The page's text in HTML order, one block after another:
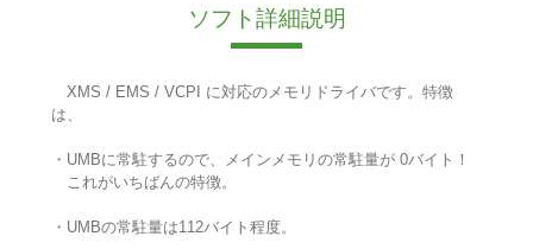
ソフト詳細説明
XMS / EMS / VCPI に対応のメモリドライバです。特徴
は、
・UMBに常駐するので、メインメモリの常駐量が 0バイト！
これがいちばんの特徴。
・UMBの常駐量は112バイト程度。